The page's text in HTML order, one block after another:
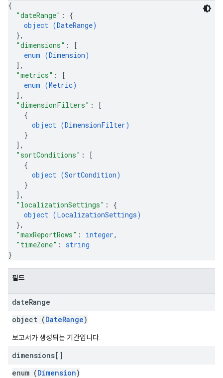
{
"dateRange" : {
object (DateRange)
},
"dimensions" :
[
enum (Dimension)
] ,
"metrics" :
[
enum (Metric)
] ,
"dimensionFilters" :
[
{
object (DimensionFilter)
}
] ,
"sortConditions" :
[
{
object (SortCondition)
}
] ,
"localizationSettings" : {
object (LocalizationSettings)
},
"maxReportRows" : integer,
"timeZone" : string
}
필드
dateRange
object (DateRange)
보고서가 생성되는 기간입니다.
dimensions[]
enum (Dimension)